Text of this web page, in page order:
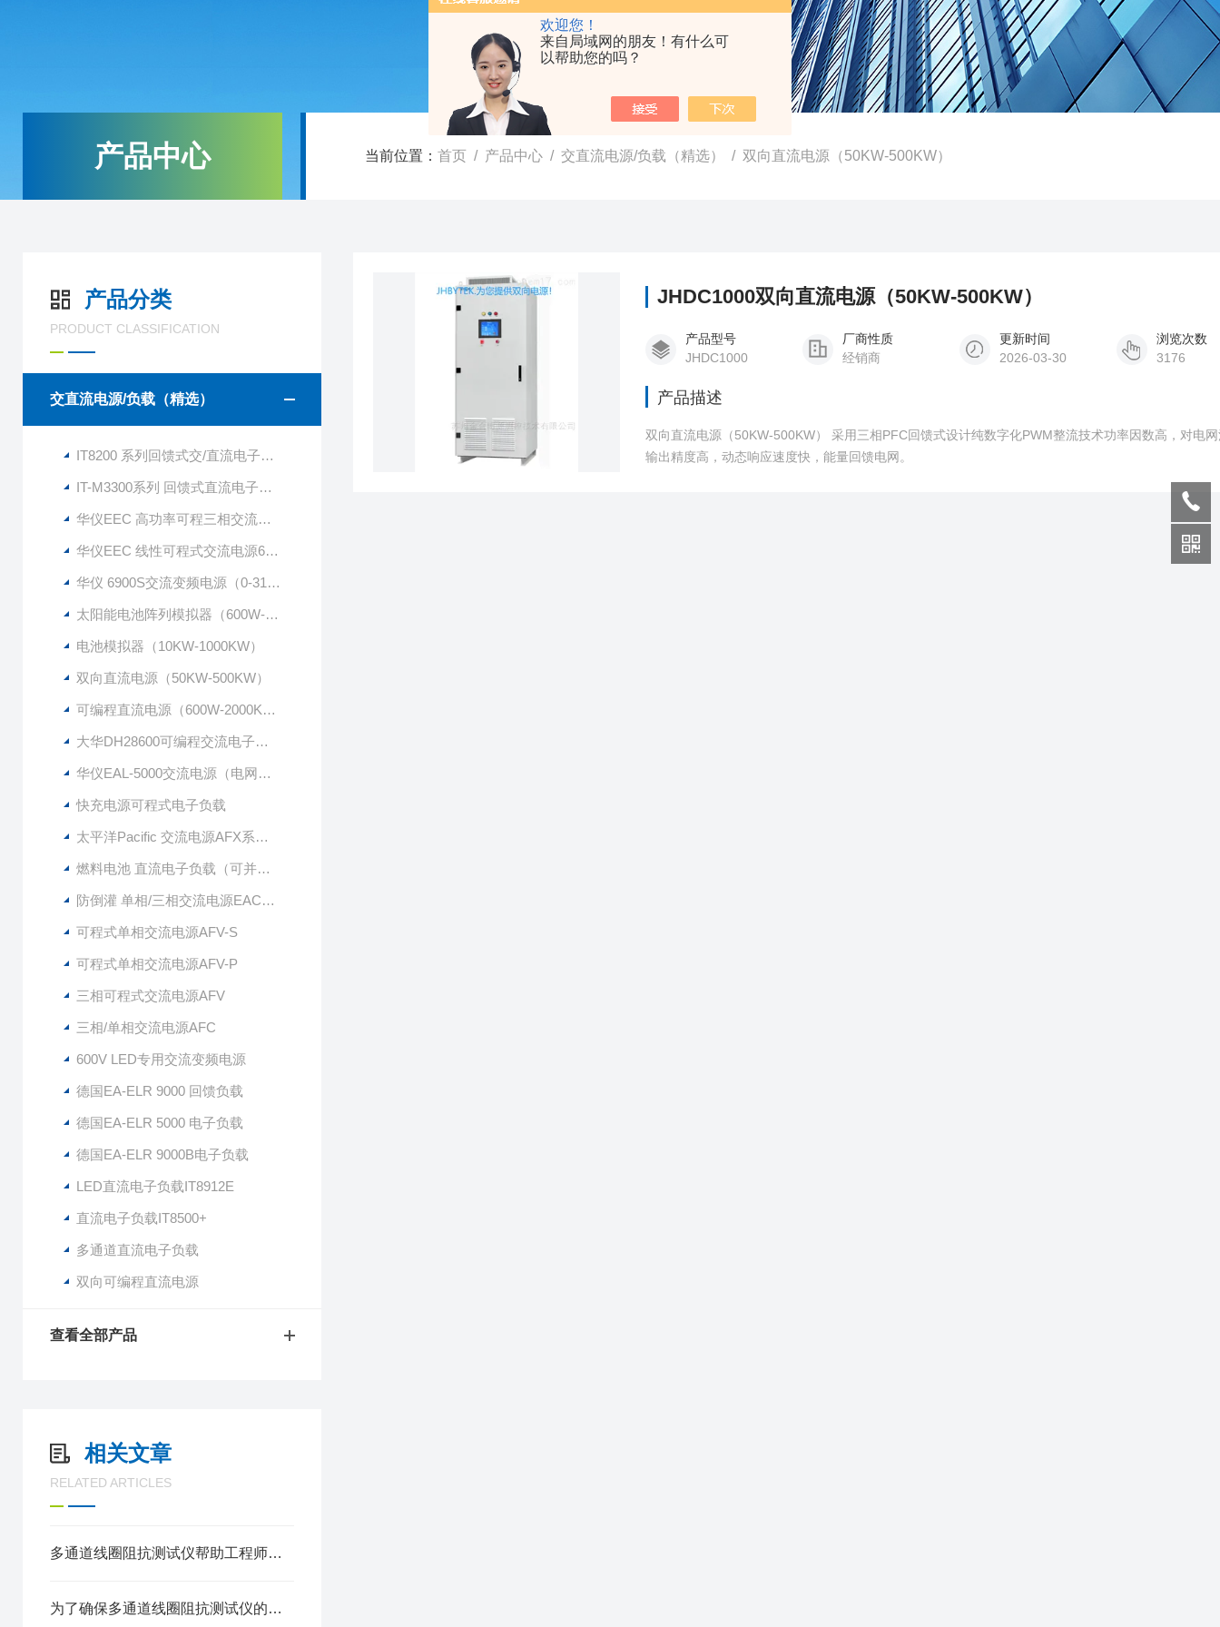
欢迎您！
来自局域网的朋友！有什么可
以帮助您的吗？
产品中心 当前位置： 首页 / 产品中心 / 交直流电源/负载（精选） / 双向直流电源（50KW-500KW）
产品分类
PRODUCT CLASSIFICATION
交直流电源/负载（精选）
IT8200 系列回馈式交/直流电子负载
IT-M3300系列 回馈式直流电子负载
华仪EEC 高功率可程三相交流电源6300系列
华仪EEC 线性可程式交流电源6750
华仪 6900S交流变频电源（0-310VAC）
太阳能电池阵列模拟器（600W-1500KW）
电池模拟器（10KW-1000KW）
双向直流电源（50KW-500KW）
可编程直流电源（600W-2000KW）
大华DH28600可编程交流电子负载
华仪EAL-5000交流电源（电网模拟，波形编辑等）
快充电源可程式电子负载
太平洋Pacific 交流电源AFX系列（单相/三相/交直流输出）
燃料电池 直流电子负载（可并联扩容）
防倒灌 单相/三相交流电源EAC系列
可程式单相交流电源AFV-S
可程式单相交流电源AFV-P
三相可程式交流电源AFV
三相/单相交流电源AFC
600V LED专用交流变频电源
德国EA-ELR 9000 回馈负载
德国EA-ELR 5000 电子负载
德国EA-ELR 9000B电子负载
LED直流电子负载IT8912E
直流电子负载IT8500+
多通道直流电子负载
双向可编程直流电源
查看全部产品
相关文章
RELATED ARTICLES
多通道线圈阻抗测试仪帮助工程师和技术人员分析和优化电路设计
为了确保多通道线圈阻抗测试仪的安全使用这些事项要注意
JHDC1000双向直流电源（50KW-500KW）
产品型号
JHDC1000
厂商性质
经销商
更新时间
2026-03-30
浏览次数
3176
产品描述
双向直流电源（50KW-500KW） 采用三相PFC回馈式设计纯数字化PWM整流技术功率因数高，对电
输出精度高，动态响应速度快，能量回馈电网。